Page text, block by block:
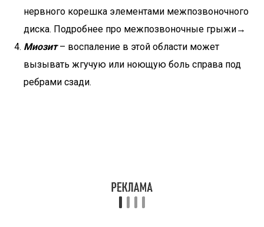
нервного корешка элементами межпозвоночного
диска. Подробнее про межпозвоночные грыжи→
Миозит– воспаление в этой области может
вызывать жгучую или ноющую боль справа под
ребрами сзади.